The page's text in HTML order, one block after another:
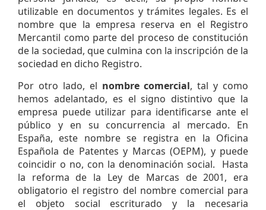
utilizable en documentos y trámites legales. Es el
nombre que la empresa reserva en el Registro
Mercantil como parte del proceso de constitución
de la sociedad, que culmina con la inscripción de la
sociedad en dicho Registro.
Por otro lado, el nombre comercial, tal y como
hemos adelantado, es el signo distintivo que la
empresa puede utilizar para identificarse ante el
público y en su concurrencia al mercado. En
España, este nombre se registra en la Oficina
Española de Patentes y Marcas (OEPM), y puede
coincidir o no, con la denominación social.
Hasta
la reforma de la Ley de Marcas de 2001, era
obligatorio el registro del nombre comercial para
el objeto social escriturado y la necesaria